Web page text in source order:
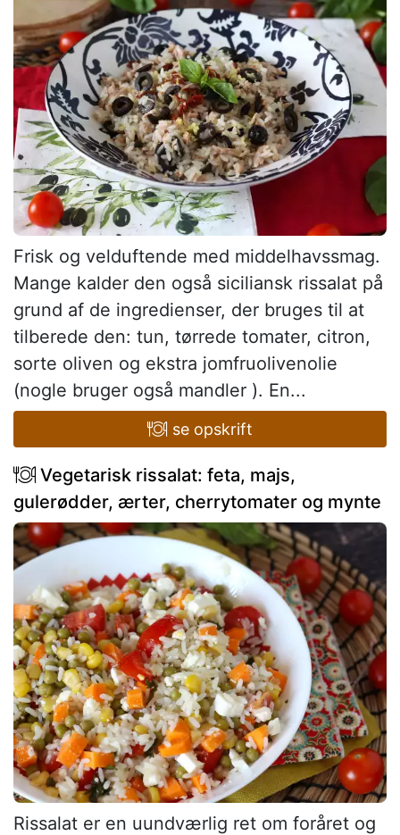
Frisk og velduftende med middelhavssmag.
Mange kalder den også siciliansk rissalat på
grund af de ingredienser, der bruges til at
tilberede den: tun, tørrede tomater, citron,
sorte oliven og ekstra jomfruolivenolie
(nogle bruger også mandler ). En...
se opskrift
Vegetarisk rissalat: feta, majs,
gulerødder, ærter, cherrytomater og mynte
Rissalat er en uundværlig ret om foråret og